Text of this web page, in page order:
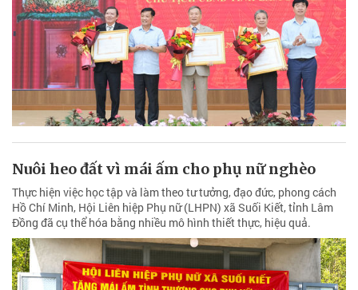
Nuôi heo đất vì mái ấm cho phụ nữ nghèo
Thực hiện việc học tập và làm theo tư tưởng, đạo đức, phong cách
Hồ Chí Minh, Hội Liên hiệp Phụ nữ (LHPN) xã Suối Kiết, tỉnh Lâm
Đồng đã cụ thể hóa bằng nhiều mô hình thiết thực, hiệu quả.